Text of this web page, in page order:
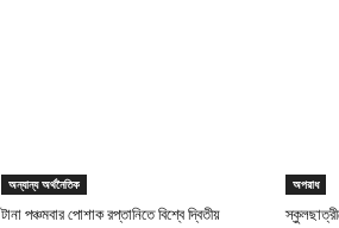
অন্যান্য অর্থনৈতিক
টানা পঞ্চমবার পোশাক রপ্তানিতে বিশ্বে দ্বিতীয়
অপরাধ